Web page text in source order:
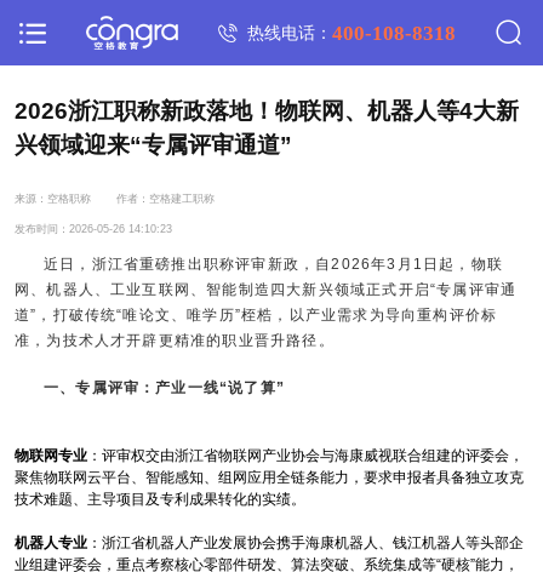
热线电话：400-108-8318
2026浙江职称新政落地！物联网、机器人等4大新
兴领域迎来“专属评审通道”
来源：空格职称 作者：空格建工职称
发布时间：2026-05-26 14:10:23
近日，浙江省重磅推出职称评审新政，自2026年3月1日起，物联
网、机器人、工业互联网、智能制造四大新兴领域正式开启“专属评审通
道”，打破传统“唯论文、唯学历”桎梏，以产业需求为导向重构评价标
准，为技术人才开辟更精准的职业晋升路径。
一、专属评审：产业一线“说了算”
物联网专业：评审权交由浙江省物联网产业协会与海康威视联合组建的评委会，
聚焦物联网云平台、智能感知、组网应用全链条能力，要求申报者具备独立攻克
技术难题、主导项目及专利成果转化的实绩。
机器人专业：浙江省机器人产业发展协会携手海康机器人、钱江机器人等头部企
业组建评委会，重点考察核心零部件研发、算法突破、系统集成等“硬核”能力，